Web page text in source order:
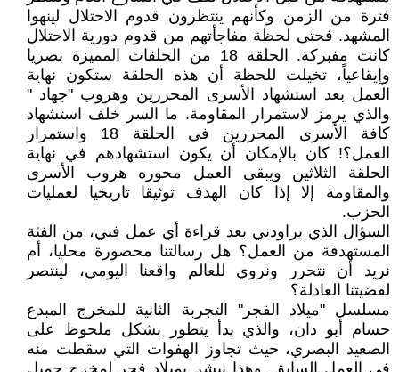
فترة من الزمن وكأنهم ينتظرون قدوم الاحتلال لينهوا
المشهد. فحتى لحظة مفاجأتهم من قدوم دورية الاحتلال
كانت مفبركة. الحلقة 18 من الحلقات المميزة بصريا
وإيقاعياً، تخيلت للحظة أن هذه الحلقة ستكون نهاية
العمل بعد استشهاد الأسرى المحررين وهروب "جهاد "
والذي يرمز لاستمرار المقاومة. ما السر خلف استشهاد
كافة الأسرى المحررين في الحلقة 18 واستمرار
العمل؟! كان بالإمكان أن يكون استشهادهم في نهاية
الحلقة الثلاثين ويبقى العمل محوره هروب الأسرى
والمقاومة إلا إذا كان الهدف توثيقا تاريخيا لعمليات
الحزب.
السؤال الذي يراودني بعد قراءة أي عمل فني، من الفئة
المستهدفة من العمل؟ هل رسالتنا محصورة محليا، أم
نريد أن نتحرر ونروي للعالم واقعنا اليومي، لينتصر
لقضيتنا العادلة؟
مسلسل "ميلاد الفجر" التجربة الثانية للمخرج المبدع
حسام أبو دان، والذي بدأ يتطور بشكل ملحوظ على
الصعيد البصري، حيث تجاوز الهفوات التي سقطت منه